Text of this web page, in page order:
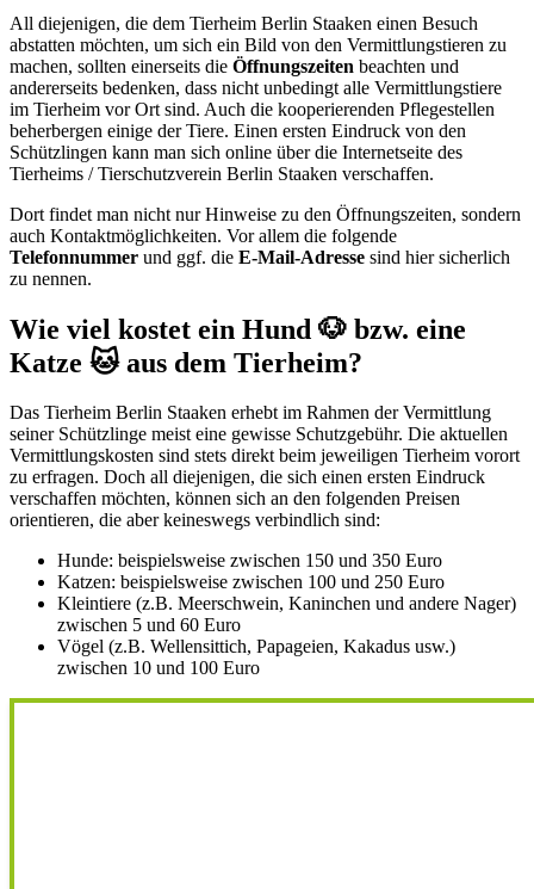
All diejenigen, die dem Tierheim Berlin Staaken einen Besuch
abstatten möchten, um sich ein Bild von den Vermittlungstieren zu
machen, sollten einerseits die Öffnungszeiten beachten und
andererseits bedenken, dass nicht unbedingt alle Vermittlungstiere
im Tierheim vor Ort sind. Auch die kooperierenden Pflegestellen
beherbergen einige der Tiere. Einen ersten Eindruck von den
Schützlingen kann man sich online über die Internetseite des
Tierheims / Tierschutzverein Berlin Staaken verschaffen.
Dort findet man nicht nur Hinweise zu den Öffnungszeiten, sondern
auch Kontaktmöglichkeiten. Vor allem die folgende
Telefonnummer und ggf. die E-Mail-Adresse sind hier sicherlich
zu nennen.
Wie viel kostet ein Hund 🐶 bzw. eine
Katze 🐱 aus dem Tierheim?
Das Tierheim Berlin Staaken erhebt im Rahmen der Vermittlung
seiner Schützlinge meist eine gewisse Schutzgebühr. Die aktuellen
Vermittlungskosten sind stets direkt beim jeweiligen Tierheim vorort
zu erfragen. Doch all diejenigen, die sich einen ersten Eindruck
verschaffen möchten, können sich an den folgenden Preisen
orientieren, die aber keineswegs verbindlich sind:
Hunde: beispielsweise zwischen 150 und 350 Euro
Katzen: beispielsweise zwischen 100 und 250 Euro
Kleintiere (z.B. Meerschwein, Kaninchen und andere Nager)
zwischen 5 und 60 Euro
Vögel (z.B. Wellensittich, Papageien, Kakadus usw.)
zwischen 10 und 100 Euro